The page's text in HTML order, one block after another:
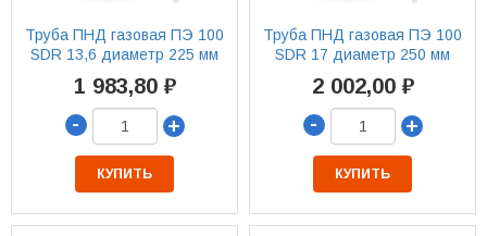
Труба ПНД газовая ПЭ 100
SDR 13,6 диаметр 225 мм
1 983,80 ₽
-
+
КУПИТЬ
Труба ПНД газовая ПЭ 100
SDR 17 диаметр 250 мм
2 002,00 ₽
-
+
КУПИТЬ